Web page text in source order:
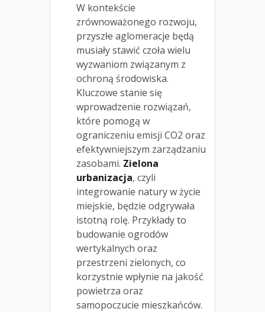
W kontekście
zrównoważonego rozwoju,
przyszłe aglomeracje będą
musiały stawić czoła wielu
wyzwaniom związanym z
ochroną środowiska.
Kluczowe stanie się
wprowadzenie rozwiązań,
które pomogą w
ograniczeniu emisji CO2 oraz
efektywniejszym zarządzaniu
zasobami. Zielona
urbanizacja, czyli
integrowanie natury w życie
miejskie, będzie odgrywała
istotną rolę. Przykłady to
budowanie ogrodów
wertykalnych oraz
przestrzeni zielonych, co
korzystnie wpłynie na jakość
powietrza oraz
samopoczucie mieszkańców.